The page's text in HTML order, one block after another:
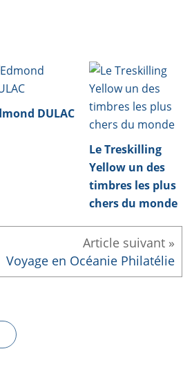
DULAC
Le Treskilling
Yellow un des
timbres les plus
chers du monde
Voyage en Océanie Philatélie